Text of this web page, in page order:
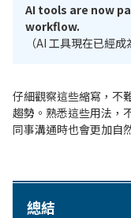
AI tools are now
workflow.
（AI 工具現在已經
仔細觀察這些縮寫，不
趨勢。熟悉這些用法，
同事溝通時也會更加自
總結